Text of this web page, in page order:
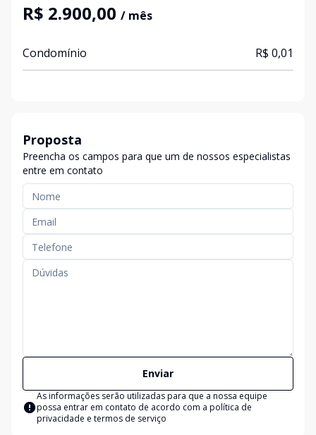
R$ 2.900,00 / mês
Condomínio R$ 0,01
Proposta
Preencha os campos para que um de nossos especialistas
entre em contato
Enviar
As informações serão utilizadas para que a nossa equipe
possa entrar em contato de acordo com a política de
privacidade e termos de serviço